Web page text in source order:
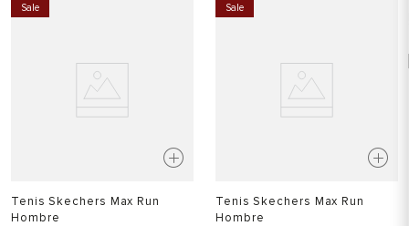
Sale
Tenis Skechers Max Run
Hombre
Sale
Tenis Skechers Max Run
Hombre
mujer